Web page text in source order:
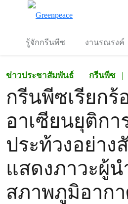
รู้จักกรีนพีซ งานรณรงค์
ข่าวประชาสัมพันธ์ กรีนพีซ |
กรีนพีซเรียกร้
อาเซียนยุติก
ประท้วงอย่าง
แสดงภาวะผู้
สภาพภูมิอากา